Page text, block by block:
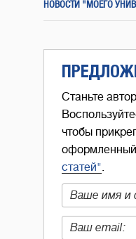
НОВОСТИ "МОЕГО
Станьте
чтобы
статей".